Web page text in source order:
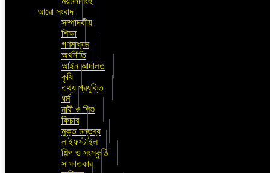
আরো সংবাদ
সম্পাদকীয়
শিক্ষা
গণমাধ্যম
অর্থনীতি
আইন আদালত
কৃষি
তথ্য প্রযুক্তি
ধর্ম
নারী ও শিশু
ফিচার
মুক্ত মন্তব্য
লাইফস্টাইল
শিল্প ও সংস্কৃতি
সাক্ষাতকার